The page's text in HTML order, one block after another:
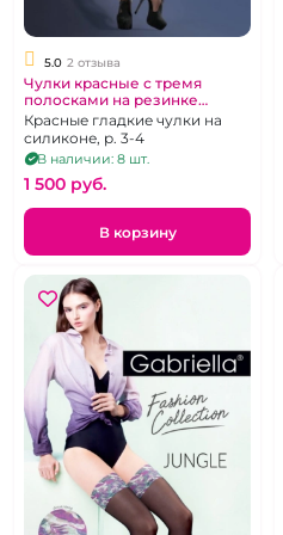
5.0 2 отзыва
Чулки красные с тремя
полосками на резинке
"Gabriella"
Красные гладкие чулки на
силиконе, р. 3-4
В наличии: 8 шт.
1 500 pуб.
В корзину